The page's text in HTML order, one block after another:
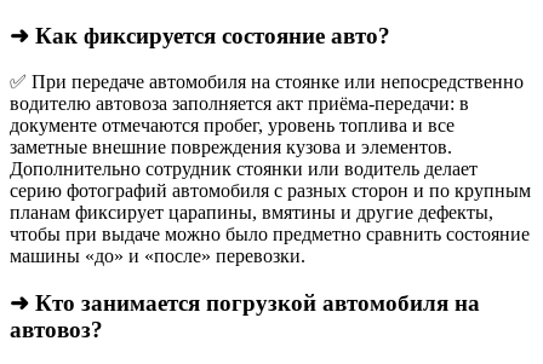
➜ Как фиксируется состояние авто?
✅ При передаче автомобиля на стоянке или непосредственно
водителю автовоза заполняется акт приёма-передачи: в
документе отмечаются пробег, уровень топлива и все
заметные внешние повреждения кузова и элементов.
Дополнительно сотрудник стоянки или водитель делает
серию фотографий автомобиля с разных сторон и по крупным
планам фиксирует царапины, вмятины и другие дефекты,
чтобы при выдаче можно было предметно сравнить состояние
машины «до» и «после» перевозки.
➜ Кто занимается погрузкой автомобиля на
автовоз?